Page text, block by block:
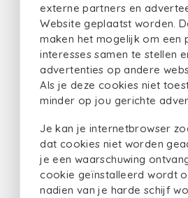
externe partners en
Website geplaatst worden.
maken het mogelijk om een
interesses samen te stellen
advertenties op andere
Als je deze cookies niet
minder op jou gerichte
Je kan je internetbrowser
dat cookies niet worden
je een waarschuwing
cookie geïnstalleerd wordt
nadien van je harde schijf